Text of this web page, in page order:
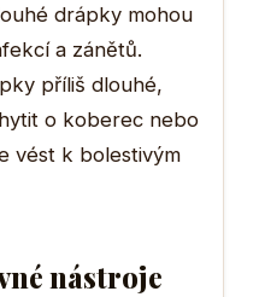
drápky mohou
a zánětů.
příliš dlouhé,
o koberec nebo
vést k bolestivým
nástroje